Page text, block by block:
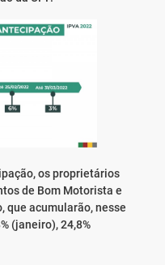
os proprietários
de Bom Motorista e
que acumularão, nesse
(janeiro), 24,8%